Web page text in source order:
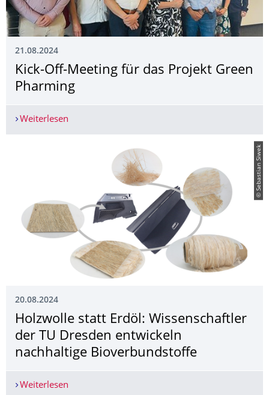
21.08.2024
Kick-Off-Meeting für das Projekt Green
Pharming
Weiterlesen
© Sebastian Siwek
20.08.2024
Holzwolle statt Erdöl: Wissenschaftler
der TU Dresden entwickeln
nachhaltige Bioverbundstoffe
Weiterlesen